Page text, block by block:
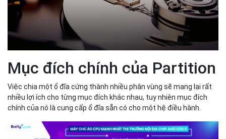
Mục đích chính của Partition
Việc chia một ổ đĩa cứng thành nhiều phân vùng sẽ mang lại rất
nhiều lợi ích cho từng mục đích khác nhau, tuy nhiên mục đích
chính của nó là cung cấp ổ đĩa sẵn có cho một hệ điều hành.